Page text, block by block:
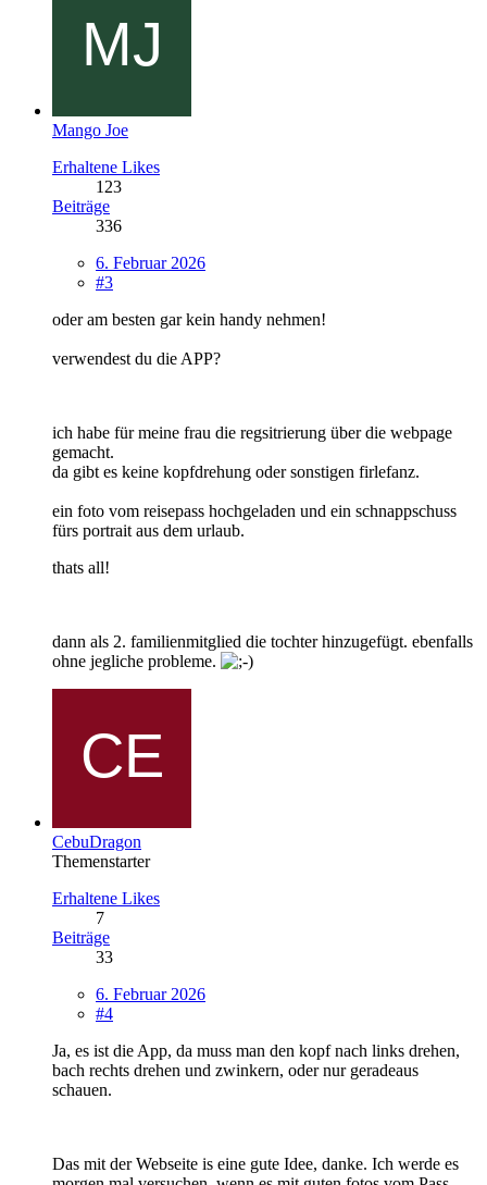
Mango Joe
Erhaltene Likes
123
Beiträge
336
6. Februar 2026
#3
oder am besten gar kein handy nehmen!
verwendest du die APP?
ich habe für meine frau die regsitrierung über die webpage
gemacht.
da gibt es keine kopfdrehung oder sonstigen firlefanz.
ein foto vom reisepass hochgeladen und ein schnappschuss
fürs portrait aus dem urlaub.
thats all!
dann als 2. familienmitglied die tochter hinzugefügt. ebenfalls
ohne jegliche probleme.
CebuDragon
Themenstarter
Erhaltene Likes
7
Beiträge
33
6. Februar 2026
#4
Ja, es ist die App, da muss man den kopf nach links drehen,
bach rechts drehen und zwinkern, oder nur geradeaus
schauen.
Das mit der Webseite is eine gute Idee, danke. Ich werde es